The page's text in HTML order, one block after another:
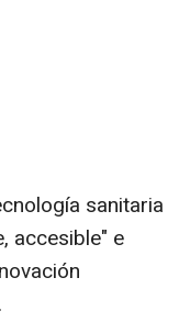
sanitaria
accesible" e